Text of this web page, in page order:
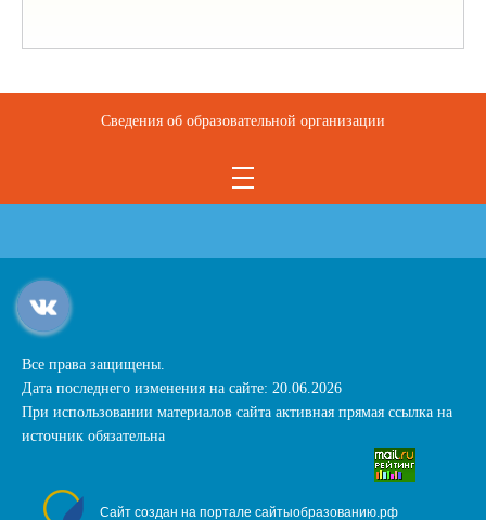
Сведения об образовательной организации
Все права защищены.
Дата последнего изменения на сайте: 20.06.2026
При использовании материалов сайта активная прямая ссылка на
источник обязательна
Сайт создан на портале сайтыобразованию.рф